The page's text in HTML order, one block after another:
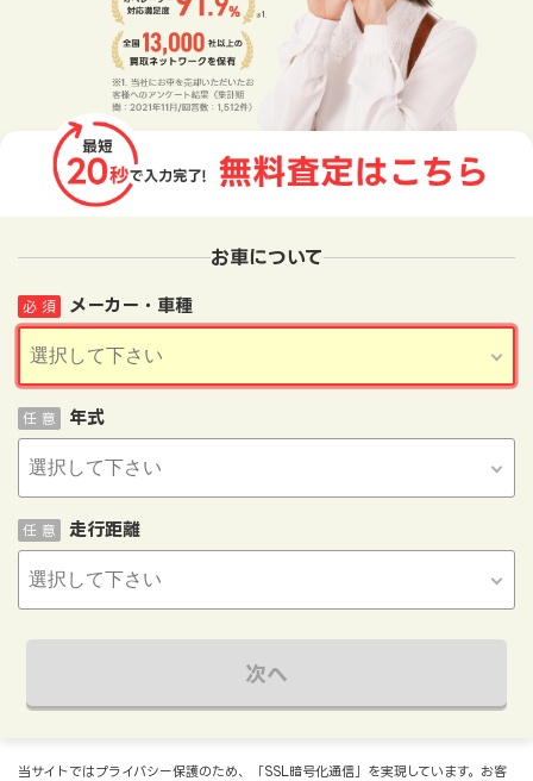
お車について
メーカー・車種
必 須
年式
任 意
走行距離
任 意
次へ
当サイトではプライバシー保護のため、「SSL暗号化通信」を実現しています。お客